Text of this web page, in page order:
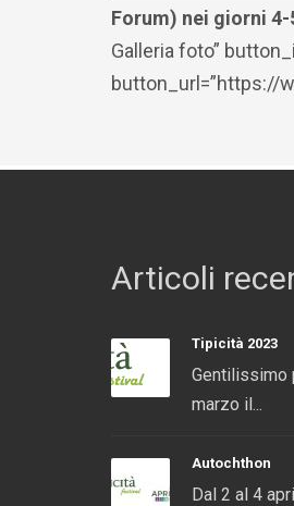
Forum) nei giorni 4-
Galleria foto”
button_url=”https://
Articoli
Tipicità 2023
Gentilissimo
marzo il...
Autochthon
Dal 2 al 4